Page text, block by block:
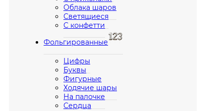
Облака шаров
Светящиеся
С конфетти
Фольгированные
Цифры
Буквы
Фигурные
Ходячие шары
На палочке
Сердца